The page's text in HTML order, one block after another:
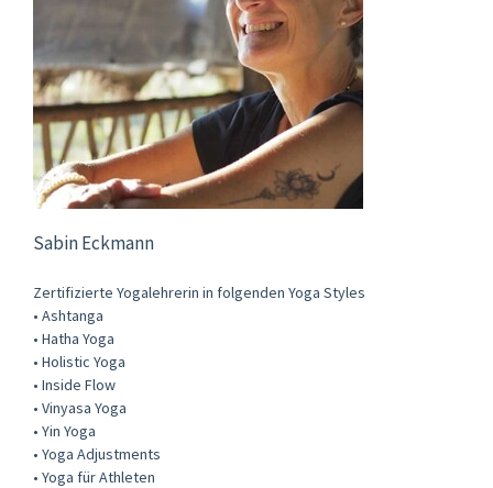
Sabin Eckmann
Zertifizierte Yogalehrerin in folgenden Yoga Styles
• Ashtanga
• Hatha Yoga
• Holistic Yoga
• Inside Flow
• Vinyasa Yoga
• Yin Yoga
• Yoga Adjustments
• Yoga für Athleten